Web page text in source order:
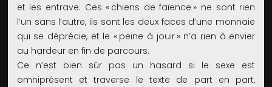
et les entrave. Ces « chiens de faïence » ne sont rien
l’un sans l’autre, ils sont les deux faces d’une monnaie
qui se déprécie, et le « peine à jouir » n’a rien à envier
au hardeur en fin de parcours.
Ce n’est bien sûr pas un hasard si le sexe est
omniprésent et traverse le texte de part en part,